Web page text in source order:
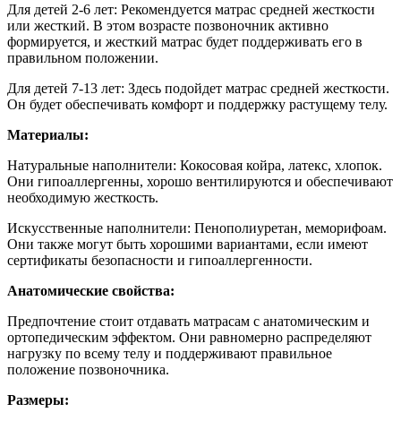
Для детей 2-6 лет: Рекомендуется матрас средней жесткости
или жесткий. В этом возрасте позвоночник активно
формируется, и жесткий матрас будет поддерживать его в
правильном положении.
Для детей 7-13 лет: Здесь подойдет матрас средней жесткости.
Он будет обеспечивать комфорт и поддержку растущему телу.
Материалы:
Натуральные наполнители: Кокосовая койра, латекс, хлопок.
Они гипоаллергенны, хорошо вентилируются и обеспечивают
необходимую жесткость.
Искусственные наполнители: Пенополиуретан, меморифоам.
Они также могут быть хорошими вариантами, если имеют
сертификаты безопасности и гипоаллергенности.
Анатомические свойства:
Предпочтение стоит отдавать матрасам с анатомическим и
ортопедическим эффектом. Они равномерно распределяют
нагрузку по всему телу и поддерживают правильное
положение позвоночника.
Размеры: